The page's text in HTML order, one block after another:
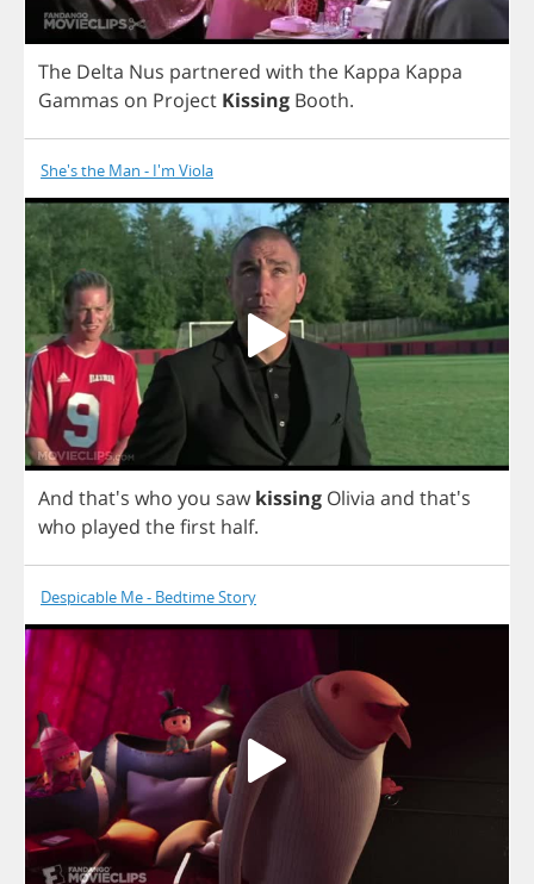
The Delta Nus partnered with the Kappa Kappa
Gammas on Project Kissing Booth.
She's the Man - I'm Viola
And that's who you saw kissing Olivia and that's
who played thefirst half.
Despicable Me - Bedtime Story